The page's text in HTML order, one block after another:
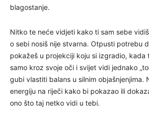
blagostanje.
Nitko te neće vidjeti kako ti sam sebe
o sebi nosiš nije stvarna. Otpusti potrebu
pokažeš u projekciji koju si izgradio, kada
samo kroz svoje oči i svijet vidi jednako
gubi vlastiti balans u silnim objašnjenjima.
energiju na riječi kako bi pokazao ili
ono što taj netko vidi u tebi.